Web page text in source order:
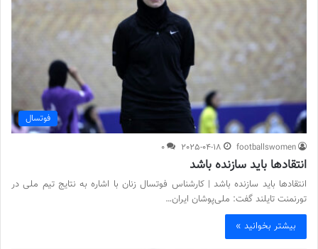
فوتسال
footballswomen
2025-04-18
0
انتقادها باید سازنده باشد
انتقادها باید سازنده باشد | کارشناس فوتسال زنان با اشاره به نتایج تیم ملی در
تورنمنت تایلند گفت: ملی‌پوشان ایران…
بیشتر بخوانید »